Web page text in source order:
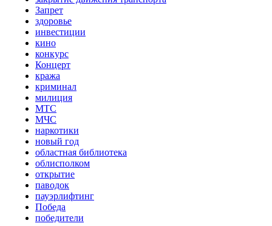
Запрет
здоровье
инвестиции
кино
конкурс
Концерт
кража
криминал
милиция
МТС
МЧС
наркотики
новый год
областная библиотека
облисполком
открытие
паводок
пауэрлифтинг
Победа
победители